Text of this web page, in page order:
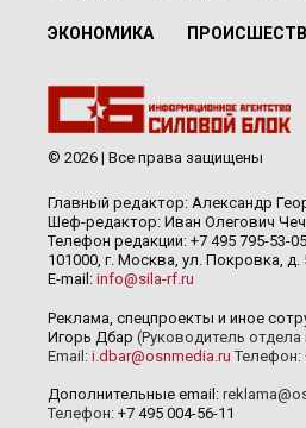
ЭКОНОМИКА
© 2026 | Все права защищены
Главный редактор: Александр
Шеф-редактор: Иван Олегович
Телефон редакции: +7 495 795-53-05
101000, г. Москва, ул. Покровка, д.
E-mail: info@sila-rf.ru
Реклама, спецпроекты и иное
Игорь Дбар (Руководитель
Email: i.dbar@osnmedia.ru Телефон:
Дополнительные email:
Телефон: +7 495 004-56-11